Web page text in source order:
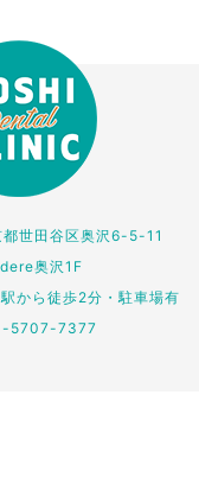
世田谷区奥沢6-5-11
奥沢1F
から徒歩2分・駐車場有
5707-7377